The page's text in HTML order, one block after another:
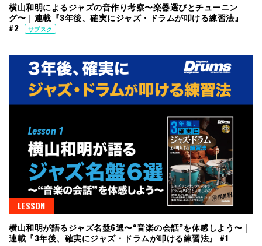
横山和明によるジャズの音作り考察〜楽器選びとチューニン
グ〜｜連載『3年後、確実にジャズ・ドラムが叩ける練習法』
#2
サブスク
LESSON
横山和明が語るジャズ名盤6選〜“音楽の会話”を体感しよう〜｜
連載『3年後、確実にジャズ・ドラムが叩ける練習法』 #1